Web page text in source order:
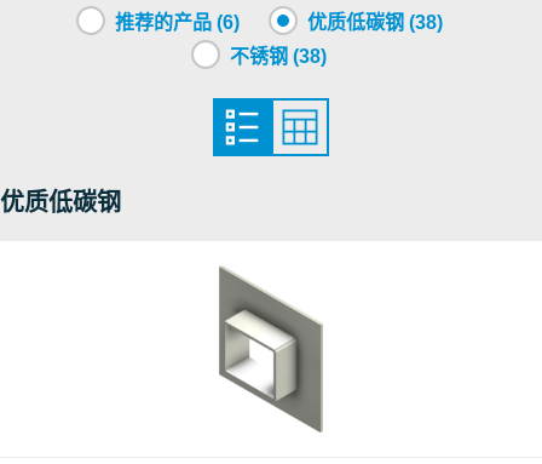
Roxtec International AB
DNV
推荐的产品 (6)
优质低碳钢 (38)
不锈钢 (38)
优质低碳钢